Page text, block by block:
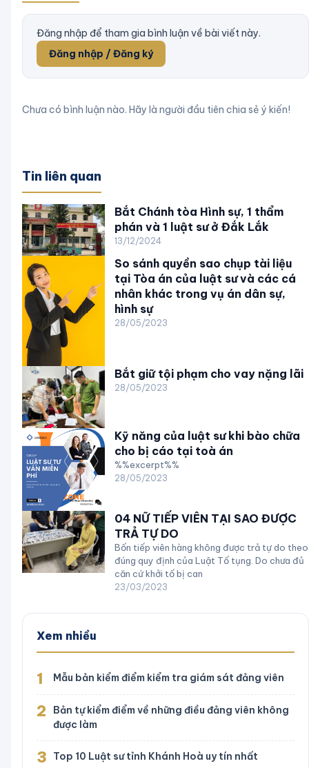
Đăng nhập để tham gia bình luận về bài viết này.
Đăng nhập / Đăng ký
Chưa có bình luận nào. Hãy là người đầu tiên chia sẻ ý kiến!
Tin liên quan
Bắt Chánh tòa Hình sự, 1 thẩm
phán và 1 luật sư ở Đắk Lắk
13/12/2024
So sánh quyền sao chụp tài liệu
tại Tòa án của luật sư và các cá
nhân khác trong vụ án dân sự,
hình sự
28/05/2023
Bắt giữ tội phạm cho vay nặng lãi
28/05/2023
Kỹ năng của luật sư khi bào chữa
cho bị cáo tại toà án
%%excerpt%%
28/05/2023
04 NỮ TIẾP VIÊN TẠI SAO ĐƯỢC
TRẢ TỰ DO
Bốn tiếp viên hàng không được trả tự do theo
đúng quy định của Luật Tố tụng. Do chưa đủ
căn cứ khởi tố bị can
23/03/2023
Xem nhiều
1 Mẫu bản kiểm điểm kiểm tra giám sát đảng viên
2
Bản tự kiểm điểm về những điều đảng viên không
được làm
3 Top 10 Luật sư tỉnh Khánh Hoà uy tín nhất